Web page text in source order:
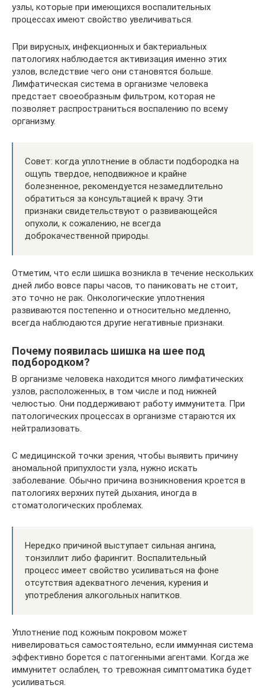
узлы, которые при имеющихся воспалительных
процессах имеют свойство увеличиваться.
При вирусных, инфекционных и бактериальных
патологиях наблюдается активизация именно этих
узлов, вследствие чего они становятся больше.
Лимфатическая система в организме человека
предстает своеобразным фильтром, которая не
позволяет распространиться воспалению по всему
организму.
Совет: когда уплотнение в области подбородка на
ощупь твердое, неподвижное и крайне
болезненное, рекомендуется незамедлительно
обратиться за консультацией к врачу. Эти
признаки свидетельствуют о развивающейся
опухоли, к сожалению, не всегда
доброкачественной природы.
Отметим, что если шишка возникла в течение нескольких
дней либо вовсе пары часов, то паниковать не стоит,
это точно не рак. Онкологические уплотнения
развиваются постепенно и относительно медленно,
всегда наблюдаются другие негативные признаки.
Почему появилась шишка на шее под
подбородком?
В организме человека находится много лимфатических
узлов, расположенных, в том числе и под нижней
челюстью. Они поддерживают работу иммунитета. При
патологических процессах в организме стараются их
нейтрализовать.
С медицинской точки зрения, чтобы выявить причину
аномальной припухлости узла, нужно искать
заболевание. Обычно причина возникновения кроется в
патологиях верхних путей дыхания, иногда в
стоматологических проблемах.
Нередко причиной выступает сильная ангина,
тонзиллит либо фарингит. Воспалительный
процесс имеет свойство усиливаться на фоне
отсутствия адекватного лечения, курения и
употребления алкогольных напитков.
Уплотнение под кожным покровом может
нивелироваться самостоятельно, если иммунная система
эффективно борется с патогенными агентами. Когда же
иммунитет ослаблен, то тревожная симптоматика будет
усиливаться.